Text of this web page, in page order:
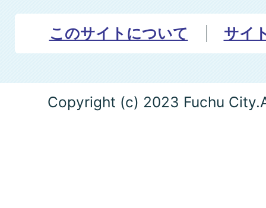
このサイトについて サイ
Copyright (c) 2023 Fuchu